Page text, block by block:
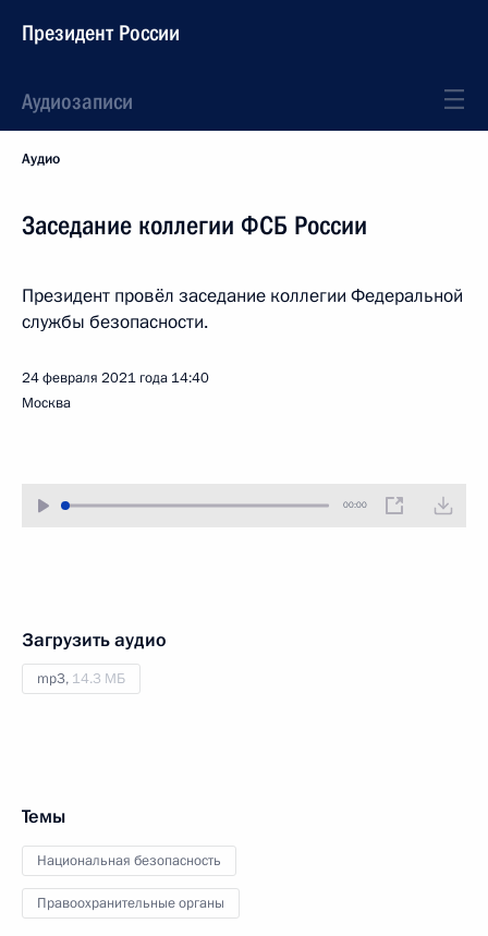
Президент России
Аудиозаписи
Аудио
Заседание коллегии ФСБ России
Президент провёл заседание коллегии Федеральной
службы безопасности.
24 февраля 2021 года 14:40
Москва
00:00
Загрузить аудио
mp3, 14.3 МБ
Темы
Национальная безопасность
Правоохранительные органы